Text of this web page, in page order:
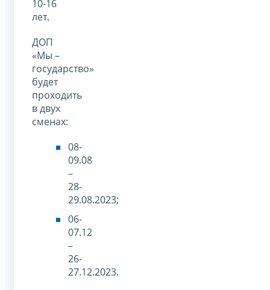
10-16
лет.
ДОП
«Мы –
государство»
будет
проходить
в двух
сменах:
08-
09.08
–
28-
29.08.2023;
06-
07.12
–
26-
27.12.2023.